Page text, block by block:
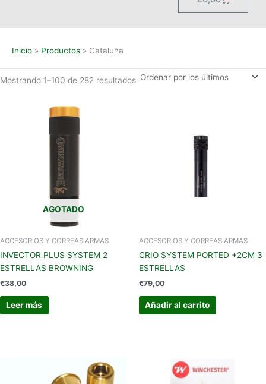
Inicio Productos Cataluña
Mostrando 1–100 de 282 resultados
AGOTADO
ACCESORIOS Y CORREAS ARMAS
INVECTOR PLUS SYSTEM 2
ESTRELLAS BROWNING
€38,00
Leer más
ACCESORIOS Y CORREAS ARMAS
CRIO SYSTEM PORTED +2CM 3
ESTRELLAS
€79,00
Añadir al carrito